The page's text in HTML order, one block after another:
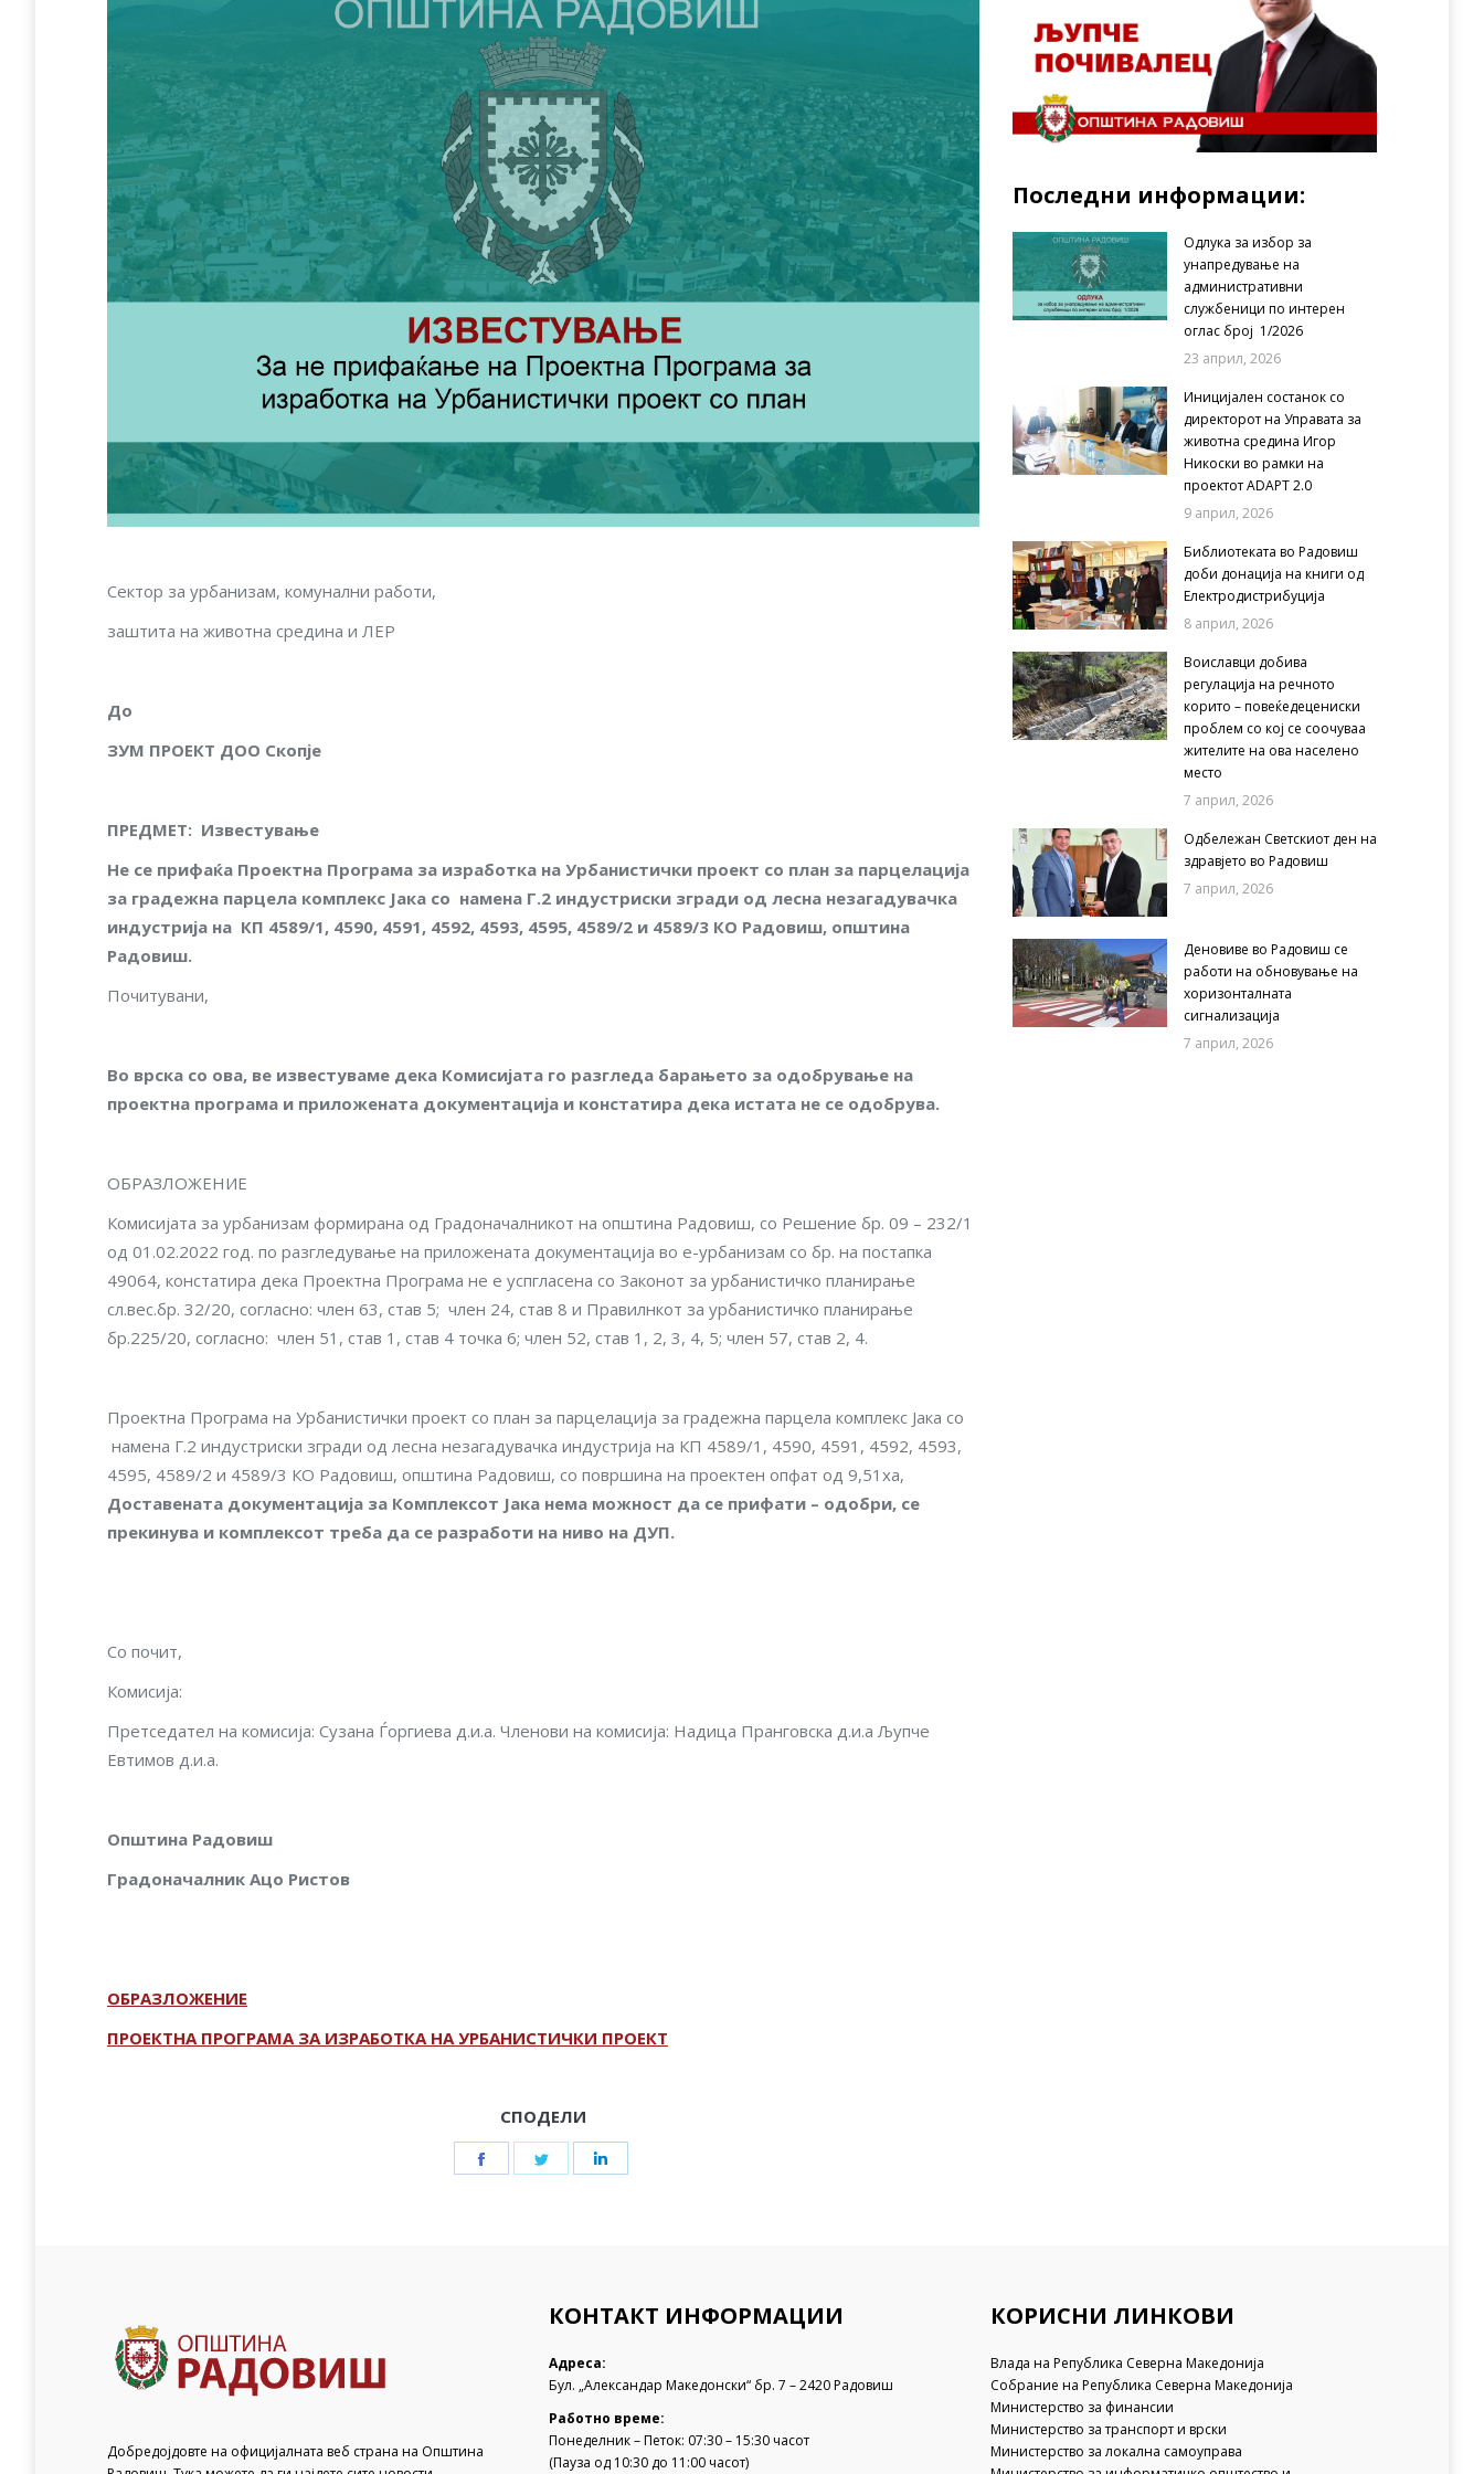
Сектор за урбанизам, комунални работи,
заштита на животна средина и ЛЕР
До
ЗУМ ПРОЕКТ ДОО Скопје
ПРЕДМЕТ: Известување
Не се прифаќа Проектна Програма за изработка на Урбанистички проект со план за парцелација
за градежна парцела комплекс Јака со намена Г.2 индустриски згради од лесна незагадувачка
индустрија на КП 4589/1, 4590, 4591, 4592, 4593, 4595, 4589/2 и 4589/3 КО Радовиш, општина
Радовиш.
Почитувани,
Во врска со ова, ве известуваме дека Комисијата го разгледа барањето за одобрување на
проектна програма и приложената документација и констатира дека истата не се одобрува.
ОБРАЗЛОЖЕНИЕ
Комисијата за урбанизам формирана од Градоначалникот на општина Радовиш, со Решение бр. 09 – 232/1
од 01.02.2022 год. по разгледување на приложената документација во е-урбанизам со бр. на постапка
49064, констатира дека Проектна Програма не е успгласена со Законот за урбанистичко планирање
сл.вес.бр. 32/20, согласно: член 63, став 5; член 24, став 8 и Правилнкот за урбанистичко планирање
бр.225/20, согласно: член 51, став 1, став 4 точка 6; член 52, став 1, 2, 3, 4, 5; член 57, став 2, 4.
Проектна Програма на Урбанистички проект со план за парцелација за градежна парцела комплекс Јака со
намена Г.2 индустриски згради од лесна незагадувачка индустрија на КП 4589/1, 4590, 4591, 4592, 4593,
4595, 4589/2 и 4589/3 КО Радовиш, општина Радовиш, со површина на проектен опфат од 9,51ха,
Доставената документација за Комплексот Јака нема можност да се прифати – одобри, се
прекинува и комплексот треба да се разработи на ниво на ДУП.
Со почит,
Комисија:
Претседател на комисија: Сузана Ѓоргиева д.и.а. Членови на комисија: Надица Пранговска д.и.а Љупче
Евтимов д.и.а.
Општина Радовиш
Градоначалник Aцо Ристов
ОБРАЗЛОЖЕНИЕ
ПРОЕКТНА ПРОГРАМА ЗА ИЗРАБОТКА НА УРБАНИСТИЧКИ ПРОЕКТ
СПОДЕЛИ
Share
Share
Последни информации:
Одлука за избор за
унапредување на
административни
службеници по интерен
оглас број 1/2026
23 април, 2026
Иницијален состанок со
директорот на Управата за
животна средина Игор
Никоски во рамки на
проектот ADAPT 2.0
9 април, 2026
Библиотеката во Радовиш
доби донација на книги од
Електродистрибуција
8 април, 2026
Воиславци добива
регулација на речното
корито – повеќедецениски
проблем со кој се соочуваа
жителите на ова населено
место
7 април, 2026
Одбележан Светскиот ден на
здравјето во Радовиш
7 април, 2026
Деновиве во Радовиш се
работи на обновување на
хоризонталната
сигнализација
7 април, 2026
Добредојдовте на официјалната веб страна на Општина
КОНТАКТ ИНФОРМАЦИИ
Адреса:
Бул. „Александар Македонски“ бр. 7 – 2420 Радовиш
Работно време:
Понеделник – Петок: 07:30 – 15:30 часот
(Пауза од 10:30 до 11:00 часот)
КОРИСНИ ЛИНКОВИ
Влада на Република Северна Македонија
Собрание на Република Северна Македонија
Министерство за финансии
Министерство за транспорт и врски
Министерство за локална самоуправа